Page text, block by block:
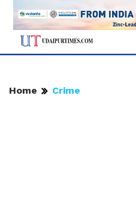
Home Crime